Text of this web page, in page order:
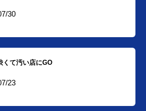
30
て汚い店にGO
23